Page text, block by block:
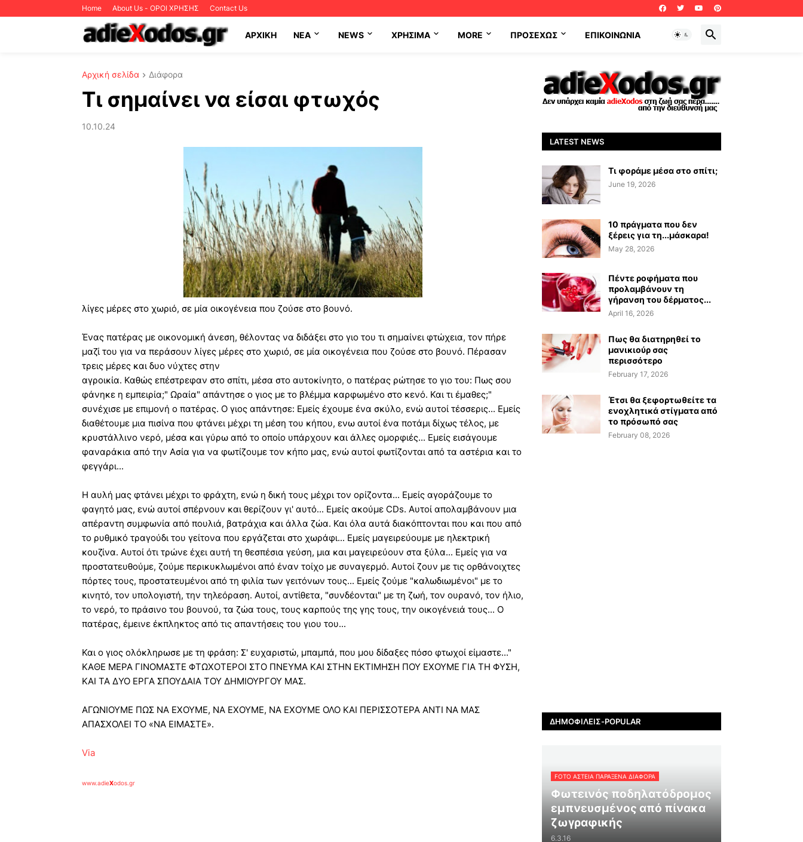
Home About Us - ΟΡΟΙ ΧΡΗΣΗΣ Contact Us
ΑΡΧΙΚΗ NEA NEWS ΧΡΉΣΙΜΑ MORE ΠΡΟΣΕΧΩΣ ΕΠΙΚΟΙΝΩΝΊΑ
Αρχική σελίδα Διάφορα
Τι σημαίνει να είσαι φτωχός
10.10.24
λίγες μέρες στο χωριό, σε μία οικογένεια που ζούσε στο βουνό.
Ένας πατέρας με οικονομική άνεση, θέλοντας να διδάξει στο γιο του τι σημαίνει φτώχεια, τον πήρε
μαζί του για να περάσουν λίγες μέρες στο χωριό, σε μία οικογένεια που ζούσε στο βουνό. Πέρασαν
τρεις μέρες και δυο νύχτες στην
αγροικία. Καθώς επέστρεφαν στο σπίτι, μέσα στο αυτοκίνητο, ο πατέρας ρώτησε το γιο του: Πως σου
φάνηκε η εμπειρία;" Ωραία" απάντησε ο γιος με το βλέμμα καρφωμένο στο κενό. Και τι έμαθες;"
συνέχισε με επιμονή ο πατέρας. Ο γιος απάντησε: Εμείς έχουμε ένα σκύλο, ενώ αυτοί τέσσερις... Εμείς
διαθέτουμε μια πισίνα που φτάνει μέχρι τη μέση του κήπου, ενω αυτοί ένα ποτάμι δίχως τέλος, με
κρυστάλλινο νερό, μέσα και γύρω από το οποίο υπάρχουν και άλλες ομορφιές... Εμείς εισάγουμε
φαναράκια από την Ασία για να φωτίζουμε τον κήπο μας, ενώ αυτοί φωτίζονται από τα αστέρια και το
φεγγάρι...
Η αυλή μας φτάνει μέχρι το φράχτη, ενώ η δική τους μέχρι τον ορίζοντα... Εμείς αγοράζουμε το
φαγητό μας, ενώ αυτοί σπέρνουν και θερίζουν γι' αυτό... Εμείς ακούμε CDs. Αυτοί απολαμβάνουν μια
απέραντη συμφωνία από πουλιά, βατράχια και άλλα ζώα. Και όλα αυτά διακόπτονται που και που από
το ρυθμικό τραγούδι του γείτονα που εργάζεται στο χωράφι... Εμείς μαγειρεύουμε με ηλεκτρική
κουζίνα. Αυτοί ότι τρώνε έχει αυτή τη θεσπέσια γεύση, μια και μαγειρεύουν στα ξύλα... Εμείς για να
προστατευθούμε, ζούμε περικυκλωμένοι από έναν τοίχο με συναγερμό. Αυτοί ζουν με τις ορθάνοιχτες
πόρτες τους, προστατευμένοι από τη φιλία των γειτόνων τους... Εμείς ζούμε "καλωδιωμένοι" με το
κινητό, τον υπολογιστή, την τηλεόραση. Αυτοί, αντίθετα, "συνδέονται" με τη ζωή, τον ουρανό, τον ήλιο,
το νερό, το πράσινο του βουνού, τα ζώα τους, τους καρπούς της γης τους, την οικογένειά τους... Ο
πατέρας, έμεινε έκπληκτος από τις απαντήσεις του γιου του...
Και ο γιος ολόκληρωσε με τη φράση: Σ' ευχαριστώ, μπαμπά, που μου δίδαξες πόσο φτωχοί είμαστε..."
ΚΑΘΕ ΜΕΡΑ ΓΙΝΟΜΑΣΤΕ ΦΤΩΧΟΤΕΡΟΙ ΣΤΟ ΠΝΕΥΜΑ ΚΑΙ ΣΤΗΝ ΕΚΤΙΜΗΣΗ ΠΟΥ ΕΧΟΥΜΕ ΓΙΑ ΤΗ ΦΥΣΗ,
ΚΑΙ ΤΑ ΔΥΟ ΕΡΓΑ ΣΠΟΥΔΑΙΑ ΤΟΥ ΔΗΜΙΟΥΡΓΟΥ ΜΑΣ.
ΑΓΩΝΙΟΥΜΕ ΠΩΣ ΝΑ ΕΧΟΥΜΕ, ΝΑ ΕΧΟΥΜΕ, ΝΑ ΕΧΟΥΜΕ ΟΛΟ ΚΑΙ ΠΕΡΙΣΣΟΤΕΡΑ ΑΝΤΙ ΝΑ ΜΑΣ
ΑΠΑΣΧΟΛΕΙ ΤΟ «ΝΑ ΕΙΜΑΣΤΕ».
Via
www.adieXodos.gr
LATEST NEWS
Τι φοράμε μέσα στο σπίτι;
June 19, 2026
10 πράγματα που δεν
ξέρεις για τη...μάσκαρα!
May 28, 2026
Πέντε ροφήματα που
προλαμβάνουν τη
γήρανση του δέρματος...
April 16, 2026
Πως θα διατηρηθεί το
μανικιούρ σας
περισσότερο
February 17, 2026
Έτσι θα ξεφορτωθείτε τα
ενοχλητικά στίγματα από
το πρόσωπό σας
February 08, 2026
ΔΗΜΟΦΙΛΕΊΣ-POPULAR
FOTO ΑΣΤΕΙΑ ΠΑΡΑΞΕΝΑ ΔΙΑΦΟΡΑ
Φωτεινός ποδηλατόδρομος
εμπνευσμένος από πίνακα
ζωγραφικής
6.3.16